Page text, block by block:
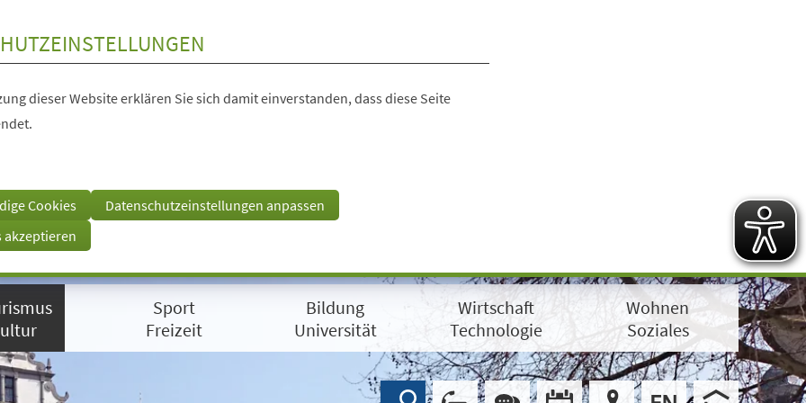
dieser Website erklären Sie sich damit einverstanden, dass diese Seite
Cookies
Datenschutzeinstellungen anpassen
akzeptieren
Sport
Freizeit
Bildung
Universität
Wirtschaft
Technologie
Wohnen
Soziales